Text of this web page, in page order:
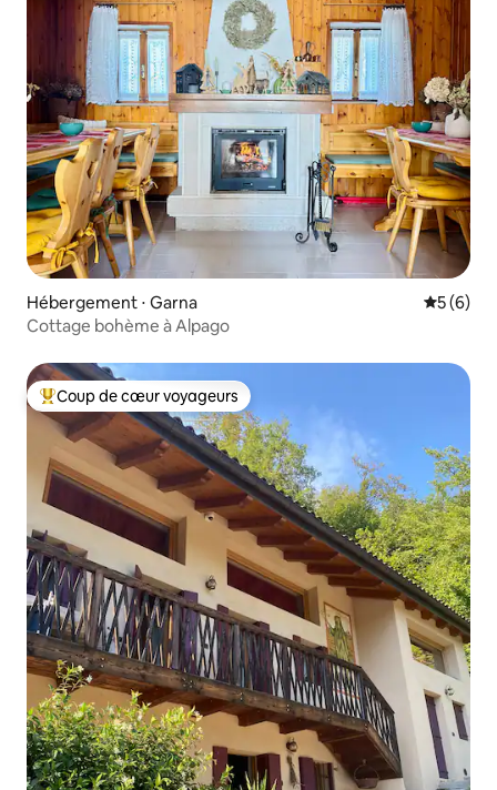
Hébergement ⋅ Garna
5 (6)
Cottage bohème à Alpago
Coups de cœur voyageurs les plus appréciés
Coup de cœur voyageurs